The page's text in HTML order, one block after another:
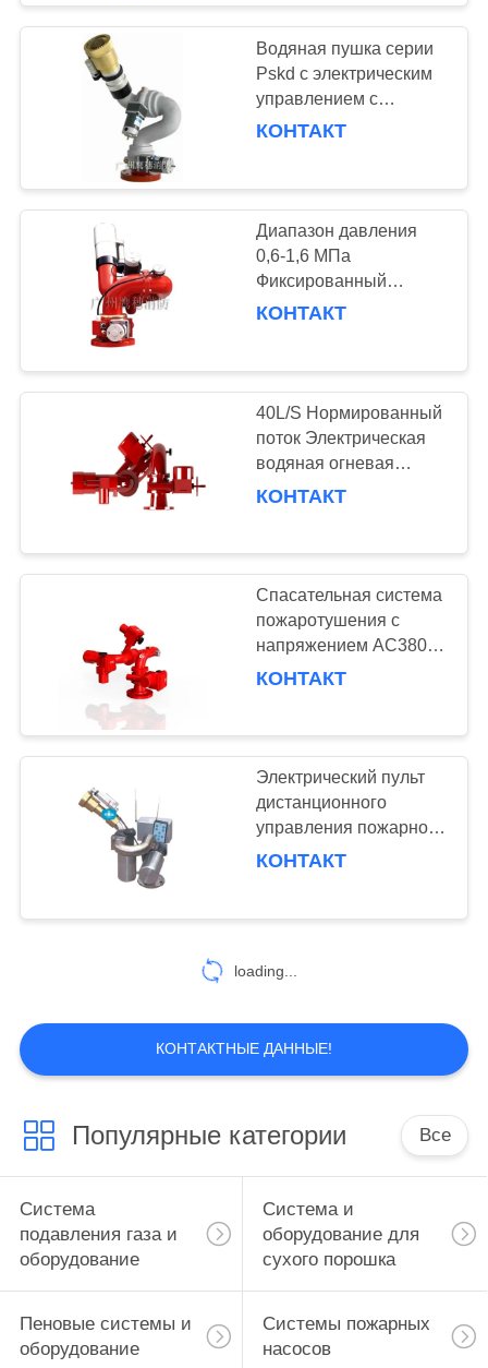
пожарный гидрант
Монитор огня
83
Огневые шкафы
21
Клапаны и
распылители
Водяная пушка серии
Pskd с электрическим
управлением с
беспроводным
КОНТАКТ
Диапазон давления
0,6-1,6 МПа
Фиксированный
взрывозащитный
защиты
КОНТАКТ
40L/S Нормированный
поток Электрическая
водяная огневая
пушка для спасения и
КОНТАКТ
Спасательная система
пожаротушения с
напряжением AC380V
и беспроводным
КОНТАКТ
Электрический пульт
дистанционного
управления пожарной
воды для морской
КОНТАКТ
loading...
КОНТАКТНЫЕ ДАННЫЕ!
Популярные категории Все
Система
подавления газа и
оборудование
Система и
оборудование для
сухого порошка
Пеновые системы и
оборудование
Системы пожарных
насосов